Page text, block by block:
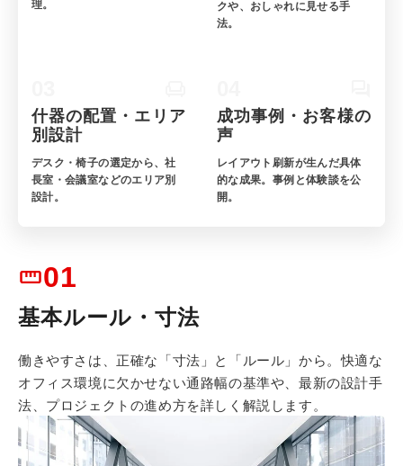
理。
クや、おしゃれに見せる手
法。
什器の配置・エリア
別設計
デスク・椅子の選定から、社
長室・会議室などのエリア別
設計。
成功事例・お客様の
声
レイアウト刷新が生んだ具体
的な成果。事例と体験談を公
開。
01
基本ルール・寸法
働きやすさは、正確な「寸法」と「ルール」から。快適な
オフィス環境に欠かせない通路幅の基準や、最新の設計手
法、プロジェクトの進め方を詳しく解説します。